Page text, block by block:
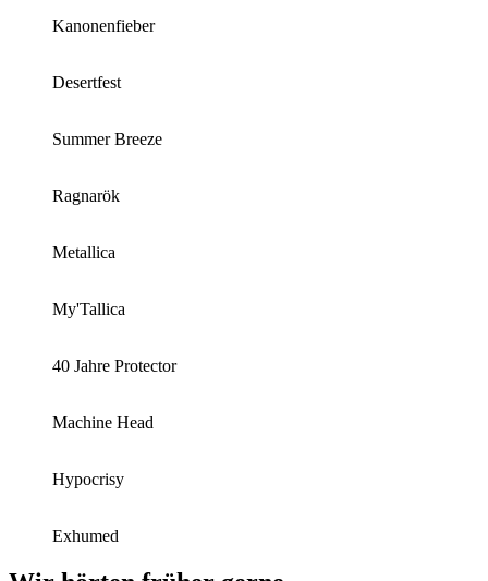
Kanonenfieber
Desertfest
Summer Breeze
Ragnarök
Metallica
My'Tallica
40 Jahre Protector
Machine Head
Hypocrisy
Exhumed